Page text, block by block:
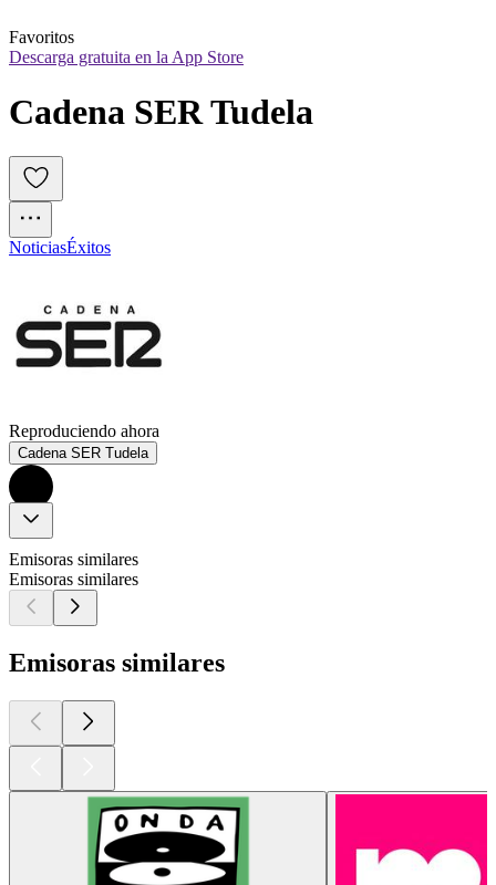
Favoritos
Descarga gratuita en la App Store
Cadena SER Tudela
NoticiasÉxitos
Reproduciendo ahora
Cadena SER Tudela
Emisoras similares
Emisoras similares
Emisoras similares